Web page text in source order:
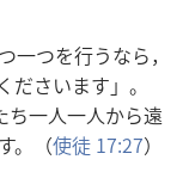
つ一つを行うなら，
ださいます」。
ち一人一人から遠
。（使徒 17:27）